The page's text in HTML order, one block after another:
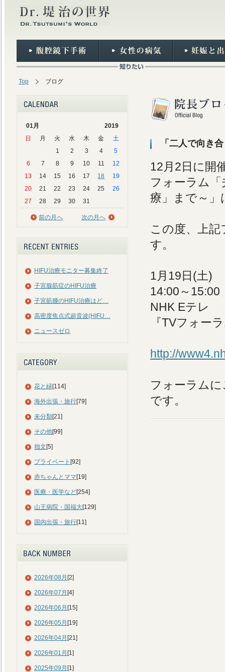
Top ブログ
01月
2019
日
月 火 水 木 金
土
1
2 3 4
5
6
7 8 9 10 11
12
13
14 15 16 17 18
19
20
21 22 23 24 25
26
27
28 29 30 31
前の月へ 次の月へ
HIFU治療モニター募集終了
子宮腺筋症のHIFU治療
子宮筋腫のHIFU治療はど…
高密度焦点式超音波(HIFU…
ニュースゼロ
花と緑[114]
海外出張・旅行[79]
未分類[21]
その他[99]
拙文 [5]
プライベート [92]
赤ちゃんとママ [19]
医療・医学など[254]
山王病院・国福大[129]
国内出張・旅行[11]
2026年08月 [2]
2026年07月 [4]
2026年06月 [15]
2026年05月 [19]
2026年04月 [21]
2026年01月 [1]
2025年09月 [1]
「二人で向き
12月2日に開
フォーラム
療」まで～
この度、上
す。
1月19日(土)
14:00～15:00
NHK Eテレ
『TVフォー
http://
フォーラム
です。